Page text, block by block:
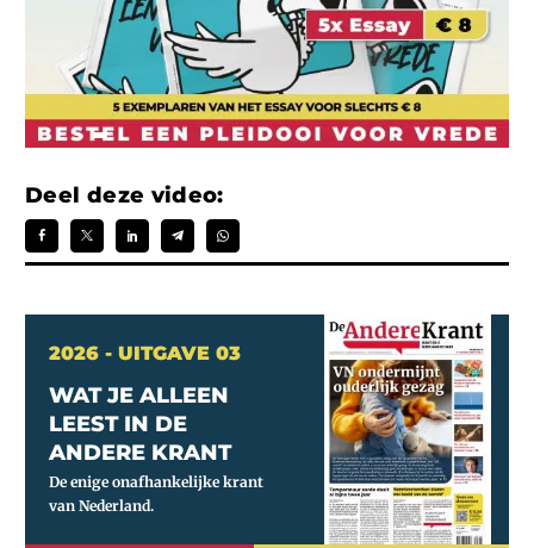
Deel deze video:
2026 - UITGAVE 03
WAT JE ALLEEN
LEEST IN DE
ANDERE KRANT